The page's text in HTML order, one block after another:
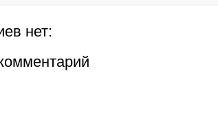
нет: